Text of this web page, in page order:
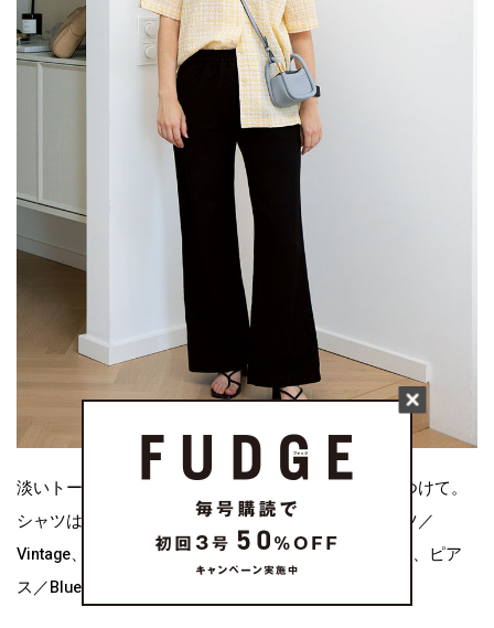
淡いトーンのトップスは黒で引き締めて メリハリをつけて。
シャツは片裾のみタッ クインして個性を演出。シャツ／
Vintage、パンツ／Acne Studios、ミニ バッグ／BOYY、ピア
ス／Blue Billie